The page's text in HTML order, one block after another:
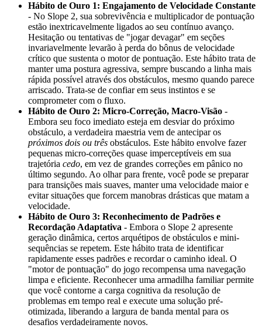
Hábito de Ouro 1: Engajamento de Velocidade Constante
- No Slope 2, sua sobrevivência e multiplicador de pontuação
estão inextricavelmente ligados ao seu contínuo avanço.
Hesitação ou tentativas de "jogar devagar" em seções
invariavelmente levarão à perda do bônus de velocidade
crítico que sustenta o motor de pontuação. Este hábito trata de
manter uma postura agressiva, sempre buscando a linha mais
rápida possível através dos obstáculos, mesmo quando parece
arriscado. Trata-se de confiar em seus instintos e se
comprometer com o fluxo.
Hábito de Ouro 2: Micro-Correção, Macro-Visão -
Embora seu foco imediato esteja em desviar do próximo
obstáculo, a verdadeira maestria vem de antecipar os
próximos dois ou três obstáculos. Este hábito envolve fazer
pequenas micro-correções quase imperceptíveis em sua
trajetória cedo, em vez de grandes correções em pânico no
último segundo. Ao olhar para frente, você pode se preparar
para transições mais suaves, manter uma velocidade maior e
evitar situações que forcem manobras drásticas que matam a
velocidade.
Hábito de Ouro 3: Reconhecimento de Padrões e
Recordação Adaptativa - Embora o Slope 2 apresente
geração dinâmica, certos arquétipos de obstáculos e mini-
sequências se repetem. Este hábito trata de identificar
rapidamente esses padrões e recordar o caminho ideal. O
"motor de pontuação" do jogo recompensa uma navegação
limpa e eficiente. Reconhecer uma armadilha familiar permite
que você contorne a carga cognitiva da resolução de
problemas em tempo real e execute uma solução pré-
otimizada, liberando a largura de banda mental para os
desafios verdadeiramente novos.